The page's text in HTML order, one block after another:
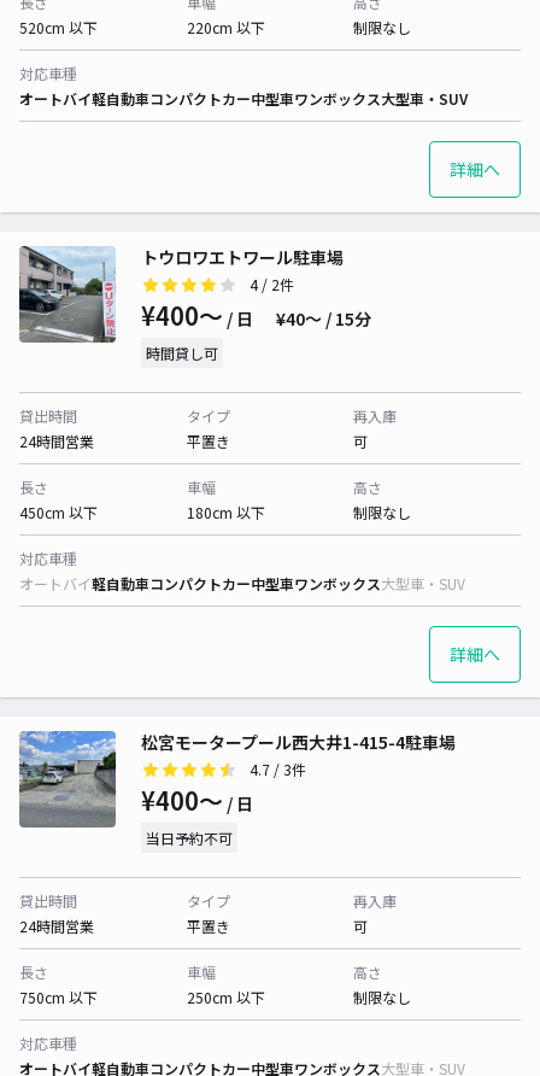
520cm 以下
220cm 以下
制限なし
対応車種
オートバイ軽自動車コンパクトカー中型車ワンボックス大型車・SUV
詳細へ
トウロワエトワール駐車場
4/ 2件
¥400〜 / 日 ¥40〜 / 15分
時間貸し可
貸出時間
24時間営業
タイプ
平置き
再入庫
可
長さ
450cm 以下
車幅
180cm 以下
高さ
制限なし
対応車種
オートバイ軽自動車コンパクトカー中型車ワンボックス大型車・SUV
詳細へ
松宮モータープール西大井1-415-4駐車場
4.7 / 3件
¥400〜 / 日
当日予約不可
貸出時間
24時間営業
タイプ
平置き
再入庫
可
長さ
750cm 以下
車幅
250cm 以下
高さ
制限なし
対応車種
オートバイ軽自動車コンパクトカー中型車ワンボックス大型車・SUV